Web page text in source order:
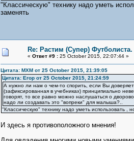
"Классическую" технику надо уметь
заменять
Re: Растим (Супер) Футболиста.
« Ответ #9 :25 October 2015, 22:07:44 »
Цитата: MXM от 25 October 2015, 21:39:05
Цитата: Егор от 25 October 2015, 21:24:59
А нужно ли нам о чем-то спорить, если Вы
(зафиксированная в учебниках) принципиально
говорят, то все равно можно наслушаться о
надо ли создавать это "вопреки" для малыша?..
"Классическую" технику надо уметь использовать ,
И здесь я противоположного мнения!